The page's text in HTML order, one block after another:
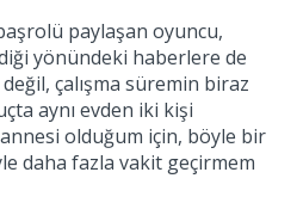
paylaşan oyuncu,
yönündeki haberlere de
çalışma süremin biraz
aynı evden iki kişi
annesi olduğum için, böyle bir
daha fazla vakit geçirmem